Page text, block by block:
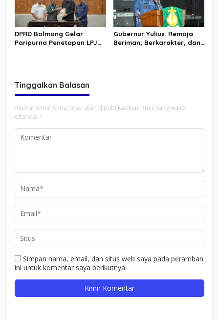
DPRD Bolmong Gelar
Paripurna Penetapan LPJ
Gubernur Yulius: Remaja
Beriman, Berkarakter, dan
Tinggalkan Balasan
Alamat email Anda tidak akan dipublikasikan. Ruas yang wajib
ditandai *
Simpan nama, email, dan situs web saya pada peramban
ini untuk komentar saya berikutnya.